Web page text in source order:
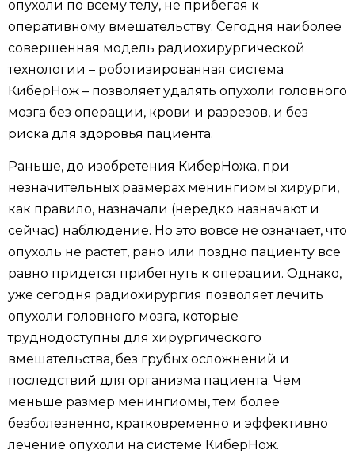
опухоли по всему телу, не прибегая к
оперативному вмешательству. Сегодня наиболее
совершенная модель радиохирургической
технологии – роботизированная система
КиберНож – позволяет удалять опухоли головного
мозга без операции, крови и разрезов, и без
риска для здоровья пациента.
Раньше, до изобретения КиберНожа, при
незначительных размерах менингиомы хирурги,
как правило, назначали (нередко назначают и
сейчас) наблюдение. Но это вовсе не означает, что
опухоль не растет, рано или поздно пациенту все
равно придется прибегнуть к операции. Однако,
уже сегодня радиохирургия позволяет лечить
опухоли головного мозга, которые
труднодоступны для хирургического
вмешательства, без грубых осложнений и
последствий для организма пациента. Чем
меньше размер менингиомы, тем более
безболезненно, кратковременно и эффективно
лечение опухоли на системе КиберНож.